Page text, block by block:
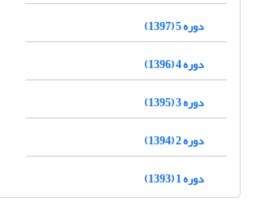
دوره 5 (1397)
دوره 4 (1396)
دوره 3 (1395)
دوره 2 (1394)
دوره 1 (1393)